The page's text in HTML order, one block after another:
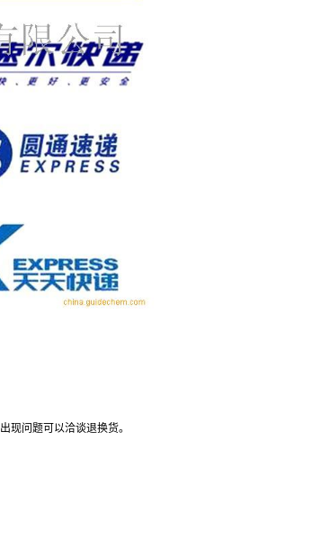
出现问题可以洽谈退换货。